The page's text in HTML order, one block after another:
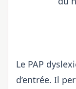
Le PAP
d’entrée. Il